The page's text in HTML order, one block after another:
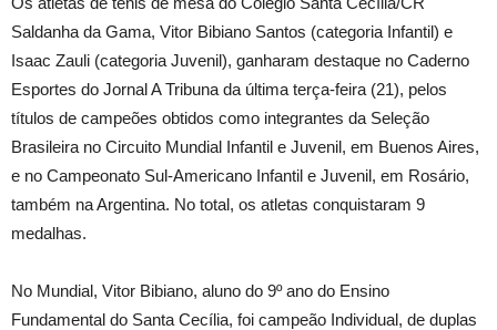
Saldanha da Gama, Vitor Bibiano Santos (categoria Infantil) e
Isaac Zauli (categoria Juvenil), ganharam destaque no Caderno
Esportes do Jornal A Tribuna da última terça-feira (21), pelos
títulos de campeões obtidos como integrantes da Seleção
Brasileira no Circuito Mundial Infantil e Juvenil, em Buenos Aires,
e no Campeonato Sul-Americano Infantil e Juvenil, em Rosário,
também na Argentina. No total, os atletas conquistaram 9
medalhas.
No Mundial, Vitor Bibiano, aluno do 9º ano do Ensino
Fundamental do Santa Cecília, foi campeão Individual, de duplas